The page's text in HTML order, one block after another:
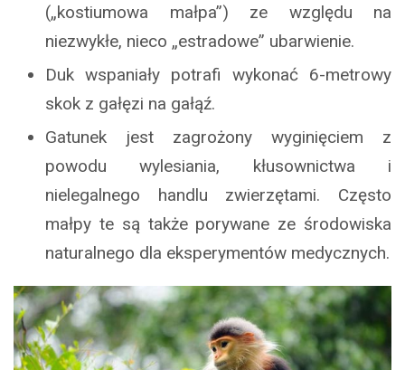
(„kostiumowa małpa”) ze względu na
niezwykłe, nieco „estradowe” ubarwienie.
Duk wspaniały potrafi wykonać 6-metrowy
skok z gałęzi na gałąź.
Gatunek jest zagrożony wyginięciem z
powodu wylesiania, kłusownictwa i
nielegalnego handlu zwierzętami. Często
małpy te są także porywane ze środowiska
naturalnego dla eksperymentów medycznych.